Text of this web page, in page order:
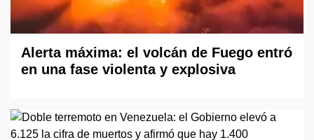
Alerta máxima: el volcán de Fuego entró
en una fase violenta y explosiva